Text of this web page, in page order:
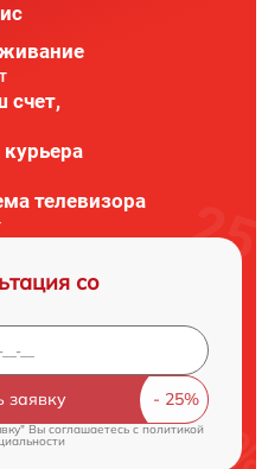
счет,
телевизора
со
заявку
Вы соглашаетесь cполитикой